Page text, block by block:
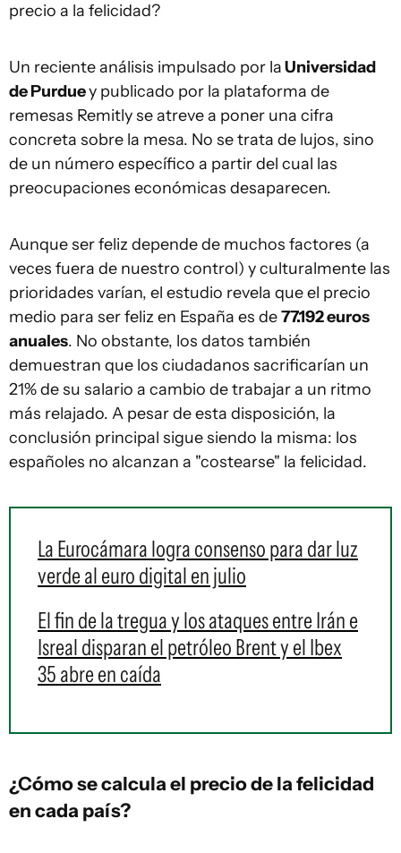
precio a la felicidad?
Un reciente análisis impulsado por laUniversidad
de Purduey publicado por la plataforma de
remesas Remitly se atreve a poner una cifra
concreta sobre la mesa. No se trata de lujos, sino
de un número específico a partir del cual las
preocupaciones económicas desaparecen.
Aunque ser feliz depende de muchos factores (a
veces fuera de nuestro control) y culturalmente las
prioridades varían, el estudio revela que el precio
medio para ser feliz en España es de77.192 euros
anuales. No obstante, los datos también
demuestran que los ciudadanos sacrificarían un
21% de su salario a cambio de trabajar a un ritmo
más relajado. A pesar de esta disposición, la
conclusión principal sigue siendo la misma: los
españoles no alcanzan a "costearse" la felicidad.
La Eurocámara logra consenso para dar luz
verde al euro digital en julio
El fin de la tregua y los ataques entre Irán e
Isreal disparan el petróleo Brent y el Ibex
35 abre en caída
¿Cómo se calcula el precio de la felicidad
en cada país?